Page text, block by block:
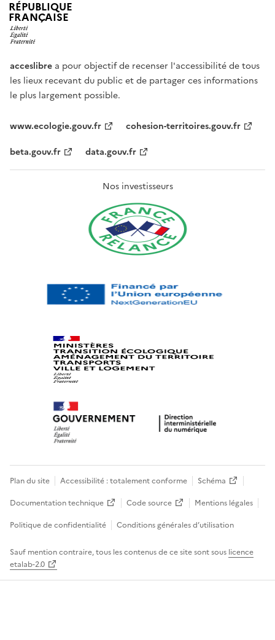
RÉPUBLIQUE
FRANÇAISE
acceslibre a pour objectif de recenser l'accessibilité de tous
les lieux recevant du public et de partager ces informations
le plus largement possible.
www.ecologie.gouv.fr
cohesion-territoires.gouv.fr
beta.gouv.fr
data.gouv.fr
Nos investisseurs
Plan du site Accessibilité : totalement conforme
Schéma
Documentation technique
Code source
Mentions légales
Politique de confidentialité
Conditions générales d’utilisation
Sauf mention contraire, tous les contenus de ce site sont sous licence
etalab-2.0